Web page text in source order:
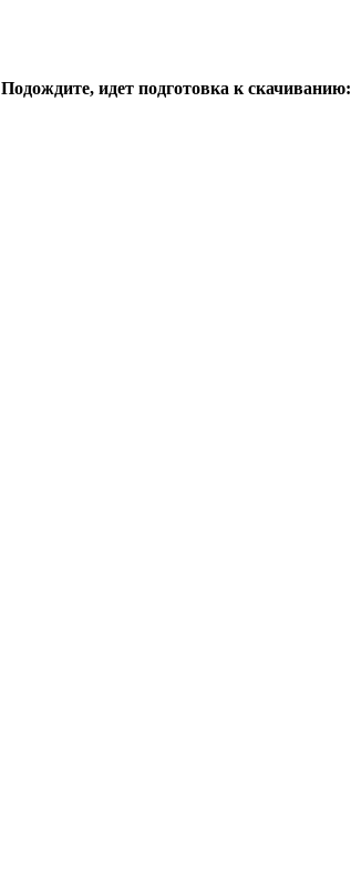
Подождите, идет подготовка к скачиванию: